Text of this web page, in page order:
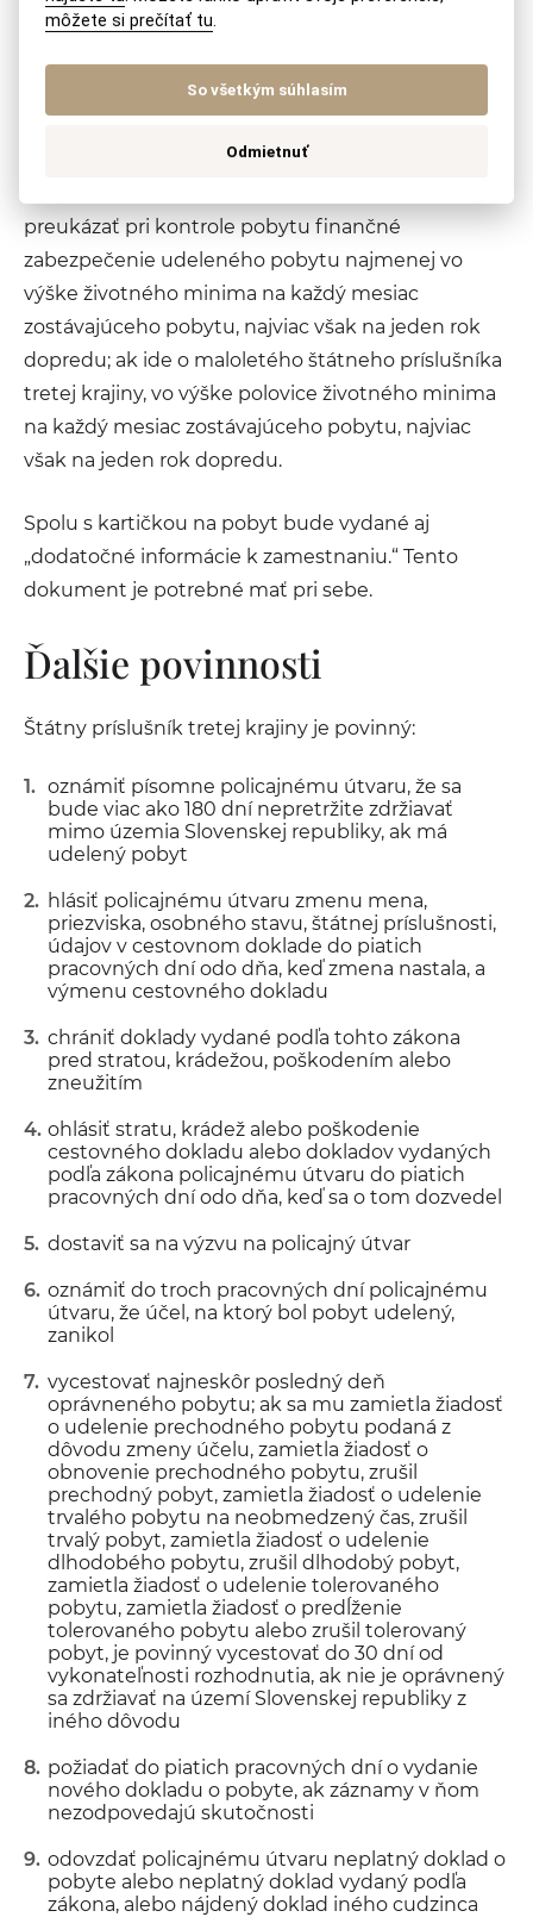
Povinnosti pri kontrole
pobytu
preukázať pri kontrole pobytu finančné
zabezpečenie udeleného pobytu najmenej vo
výške životného minima na každý mesiac
zostávajúceho pobytu, najviac však na jeden rok
dopredu; ak ide o maloletého štátneho príslušníka
tretej krajiny, vo výške polovice životného minima
na každý mesiac zostávajúceho pobytu, najviac
však na jeden rok dopredu.
Spolu s kartičkou na pobyt bude vydané aj
„dodatočné informácie k zamestnaniu.“ Tento
dokument je potrebné mať pri sebe.
Ďalšie povinnosti
Štátny príslušník tretej krajiny je povinný:
oznámiť písomne policajnému útvaru, že sa
bude viac ako 180 dní nepretržite zdržiavať
mimo územia Slovenskej republiky, ak má
udelený pobyt
hlásiť policajnému útvaru zmenu mena,
priezviska, osobného stavu, štátnej príslušnosti,
údajov v cestovnom doklade do piatich
pracovných dní odo dňa, keď zmena nastala, a
výmenu cestovného dokladu
chrániť doklady vydané podľa tohto zákona
pred stratou, krádežou, poškodením alebo
zneužitím
ohlásiť stratu, krádež alebo poškodenie
cestovného dokladu alebo dokladov vydaných
podľa zákona policajnému útvaru do piatich
pracovných dní odo dňa, keď sa o tom dozvedel
dostaviť sa na výzvu na policajný útvar
oznámiť do troch pracovných dní policajnému
útvaru, že účel, na ktorý bol pobyt udelený,
zanikol
vycestovať najneskôr posledný deň
oprávneného pobytu; ak sa mu zamietla žiadosť
o udelenie prechodného pobytu podaná z
dôvodu zmeny účelu, zamietla žiadosť o
obnovenie prechodného pobytu, zrušil
prechodný pobyt, zamietla žiadosť o udelenie
trvalého pobytu na neobmedzený čas, zrušil
trvalý pobyt, zamietla žiadosť o udelenie
dlhodobého pobytu, zrušil dlhodobý pobyt,
zamietla žiadosť o udelenie tolerovaného
pobytu, zamietla žiadosť o predĺženie
tolerovaného pobytu alebo zrušil tolerovaný
pobyt, je povinný vycestovať do 30 dní od
vykonateľnosti rozhodnutia, ak nie je oprávnený
sa zdržiavať na území Slovenskej republiky z
iného dôvodu
požiadať do piatich pracovných dní o vydanie
nového dokladu o pobyte, ak záznamy v ňom
nezodpovedajú skutočnosti
odovzdať policajnému útvaru neplatný doklad o
pobyte alebo neplatný doklad vydaný podľa
zákona, alebo nájdený doklad iného cudzinca
môžete si prečítať tu.
So všetkým súhlasím
Odmietnuť